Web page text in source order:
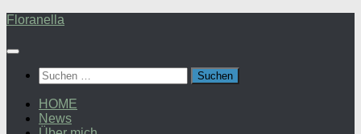
Zum
springen
Floranella
Suchen
nach:
HOME
News